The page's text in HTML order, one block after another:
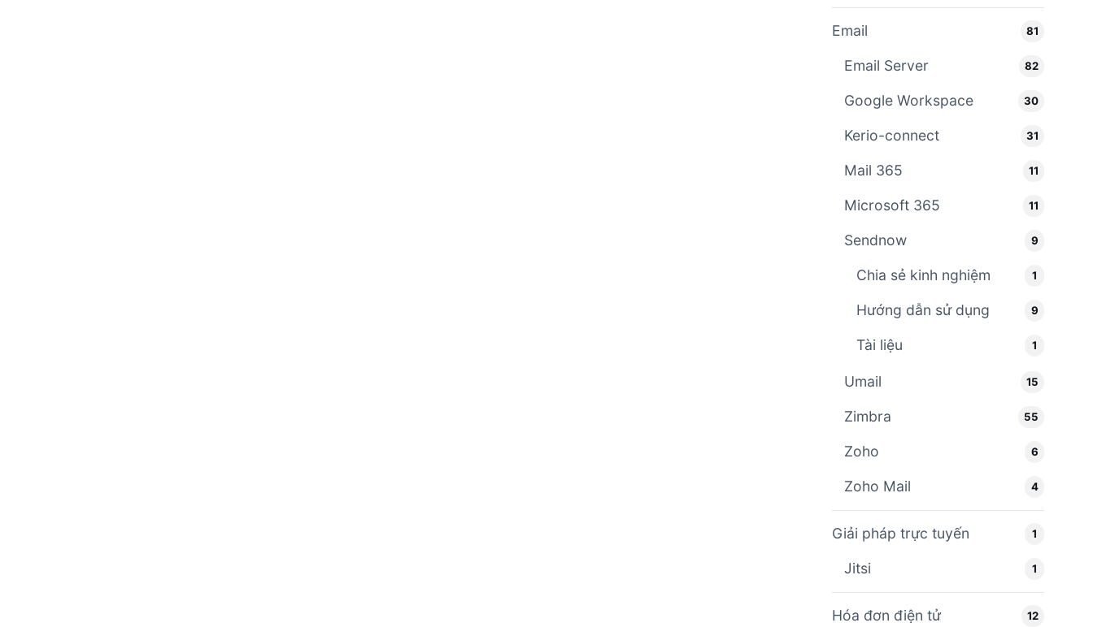
Email 81
Email Server 82
Google Workspace 30
Kerio-connect 31
Mail 365 11
Microsoft 365 11
Sendnow 9
Chia sẻ kinh nghiệm 1
Hướng dẫn sử dụng 9
Tài liệu 1
Umail 15
Zimbra 55
Zoho 6
Zoho Mail 4
Giải pháp trực tuyến 1
Jitsi 1
Hóa đơn điện tử 12